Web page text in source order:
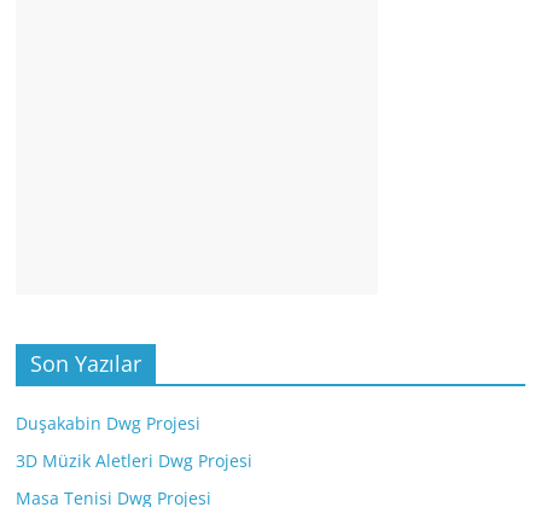
Son Yazılar
Duşakabin Dwg Projesi
3D Müzik Aletleri Dwg Projesi
Masa Tenisi Dwg Projesi